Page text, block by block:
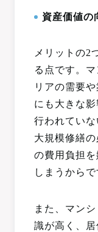
資産価値の
メリットの2
る点です。
リアの需要
にも大きな
行われてい
大規模修繕
の費用負担
しまうからで
また、マン
識が高く、